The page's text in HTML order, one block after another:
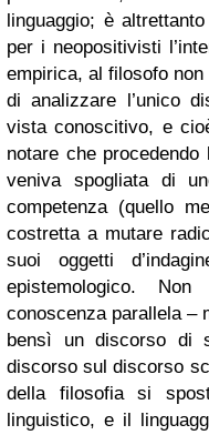
linguaggio; è
per i neopositivisti
empirica, al filosofo
di analizzare l’unico
vista conoscitivo, e
notare che
veniva spogliata di
competenza (quello
costretta a mutare
suoi oggetti
epistemologico.
conoscenza parallela –
bensì un discorso di
discorso sul discorso
della filosofia si
linguistico, e il